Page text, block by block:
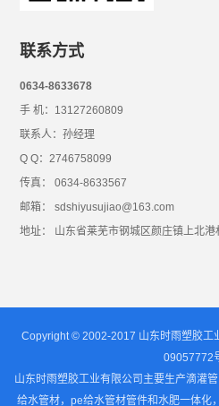
联系方式
0634-8633678
手 机：13127260809
联系人：孙经理
Q Q：2746758099
传真： 0634-8633567
邮箱： sdshiyusujiao@163.com
地址： 山东省莱芜市钢城区颜庄镇上北港
Copyright © 2002-2017 山东时雨塑胶
09057772
山东时雨塑胶工业有限公司主要生产滴灌
给水管材，pe给水管材管件和水肥一体化